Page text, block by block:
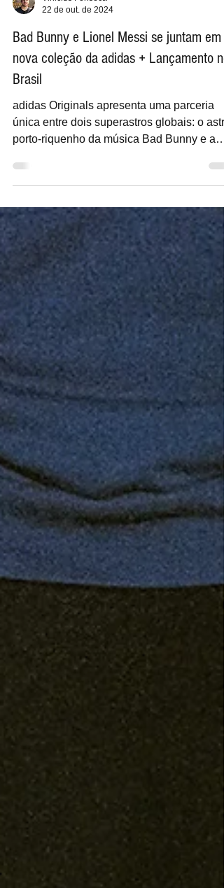
Vinicius Fonseca
22 de out. de 2024
Bad Bunny e Lionel Messi se juntam em
nova coleção da adidas + Lançamento no
Brasil
única entre dois superastros globais: o
porto-riquenho da música Bad Bunny e a